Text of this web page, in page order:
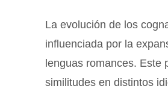
La evolución de los
influenciada por la
lenguas romances. Este
similitudes en distintos